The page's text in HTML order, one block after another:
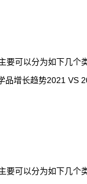
可以分为如下几个
长趋势2021 VS
可以分为如下几个